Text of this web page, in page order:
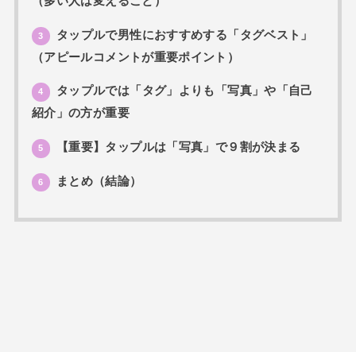
3
タップルで男性におすすめする「タグベスト」
（アピールコメントが重要ポイント）
4
タップルでは「タグ」よりも「写真」や「自己
紹介」の方が重要
5 【重要】タップルは「写真」で９割が決まる
6 まとめ（結論）